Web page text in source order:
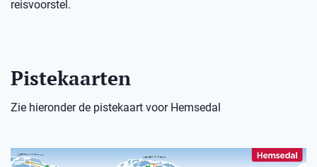
reisvoorstel.
Pistekaarten
Zie hieronder de pistekaart voor Hemsedal